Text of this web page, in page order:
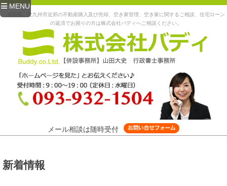
MENU
福岡県、北九州市近郊の不動産購入及び売却、空き家管理、空き家に関するご相談、住宅ローン
の返済でお困りの方は株式会社バディへご相談ください。
メール相談は随時受付
新着情報